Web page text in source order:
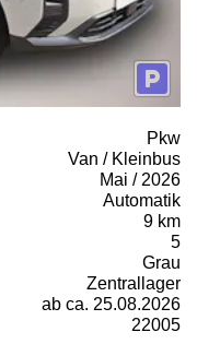
Pkw
Van / Kleinbus
Mai / 2026
Automatik
9 km
5
Grau
Zentrallager
ab ca. 25.08.2026
22005